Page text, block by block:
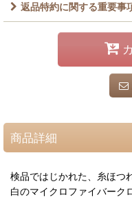
返品特約に関する重要事
商品詳細
検品ではじかれた、 糸ほつ
白のマイクロファイバーク